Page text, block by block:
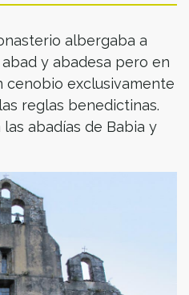
albergaba a
y abadesa pero en
cenobio exclusivamente
reglas benedictinas.
abadías de Babia y